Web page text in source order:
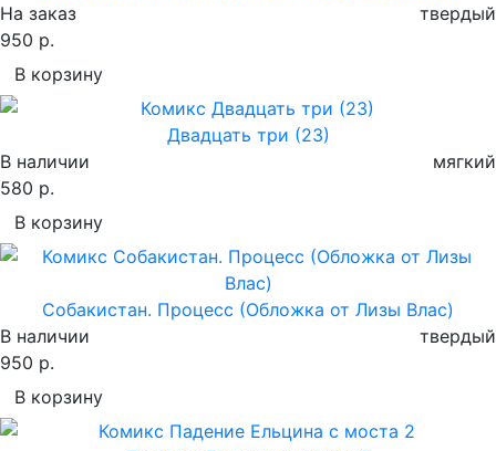
На заказ
твердый
950 р.
В корзину
Двадцать три (23)
В наличии
мягкий
580 р.
В корзину
Собакистан. Процесс (Обложка от Лизы Влас)
В наличии
твердый
950 р.
В корзину